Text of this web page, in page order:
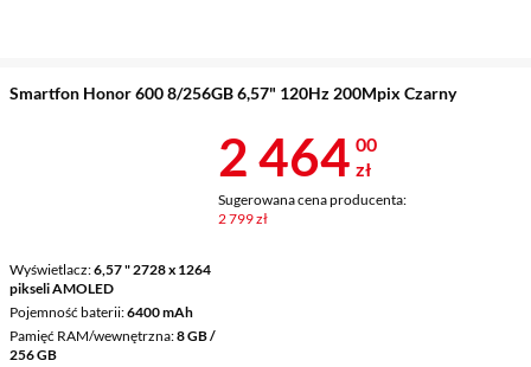
Smartfon Honor 600 8/256GB 6,57" 120Hz 200Mpix Czarny
Wyświetlacz 6,57 " 2728 x 1264
pikseli AMOLED
Pojemność baterii 6400 mAh
Pamięć RAM/wewnętrzna 8 GB /
256 GB
Cena 2 464 zł
2 464 00
zł
Sugerowana cena producenta:
2 799 zł